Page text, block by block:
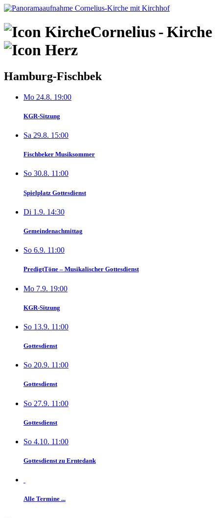
Skip
content
Cornelius-Kirche
Hamburg-Fischbek
Mo 24.8. 19:00
KGR-Sitzung
Sa 29.8. 15:00
Fischbeker Musiksommer
So 30.8. 11:00
Spielplatz Gottesdienst
Di 1.9. 14:30
Gemeindenachmittag
So 6.9. 11:00
PredigtTöne – Musikalischer Gottesdienst
Mo 7.9. 19:00
KGR-Sitzung
So 13.9. 11:00
Gottesdienst
So 20.9. 11:00
Gottesdienst
So 27.9. 11:00
Gottesdienst
So 4.10. 11:00
Gottesdienst zu Erntedank
Alle Termine ...